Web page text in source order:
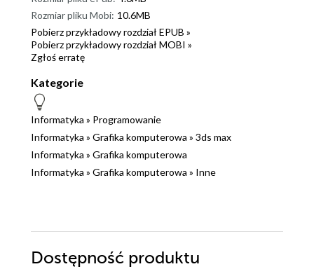
Rozmiar pliku Mobi: 10.6MB
Pobierz przykładowy rozdział EPUB »
Pobierz przykładowy rozdział MOBI »
Zgłoś erratę
Kategorie
Informatyka » Programowanie
Informatyka » Grafika komputerowa » 3ds max
Informatyka » Grafika komputerowa
Informatyka » Grafika komputerowa » Inne
Dostępność produktu